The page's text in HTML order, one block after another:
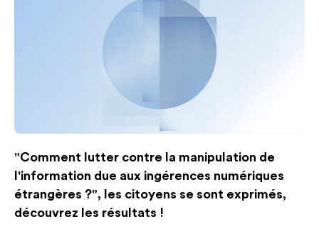
"Comment lutter contre la manipulation de
l'information due aux ingérences numériques
étrangères ?", les citoyens se sont exprimés,
découvrez les résultats !